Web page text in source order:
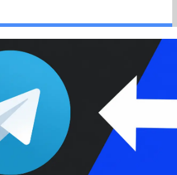
Colunas
Colaboradores